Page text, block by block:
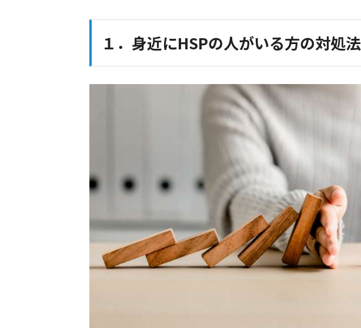
１．身近にHSPの人がいる方の対処法